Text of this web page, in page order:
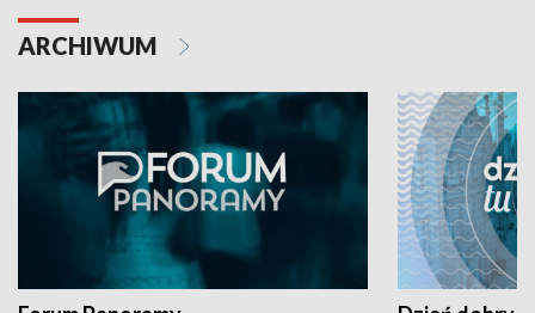
ARCHIWUM